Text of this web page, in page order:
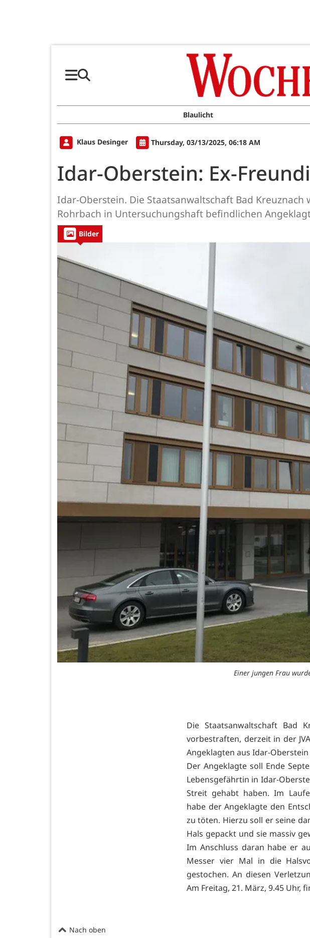
Blaulicht
Klaus Desinger Thursday, 03/13/2025, 06:18 AM
Idar-Oberstein: Ex-
Idar-Oberstein. Die Staatsanwaltschaft Bad
Rohrbach in Untersuchungshaft befindlichen
Bilder
Einer jungen Frau
Die Staatsanwaltschaft Bad
vorbestraften, derzeit in der
Angeklagten aus Idar-Oberstein
Der Angeklagte soll Ende
Lebensgefährtin in Idar-
Streit gehabt haben. Im
habe der Angeklagte den
zu töten. Hierzu soll er seine
Hals gepackt und sie massiv
Im Anschluss daran habe er
Messer vier Mal in die
gestochen. An diesen
Am Freitag, 21. März, 9.45 Uhr,
Nach oben